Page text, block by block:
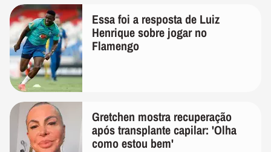
Essa foi a resposta de Luiz
Henrique sobre jogar no
Flamengo
Gretchen mostra recuperação
após transplante capilar: 'Olha
como estou bem'